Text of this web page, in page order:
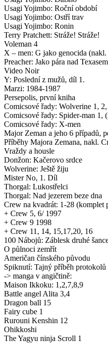
Usagi Yojimbo: Roční období
Usagi Yojimbo: Ostří trav
Usagi Yojimbo: Ronin
Terry Pratchett: Stráže! Stráže!
Voleman 4
X – men: G jako genocida
Preacher: Jako pára nad Texasem
Video Noir
Y: Poslední z mužů, díl 1.
Marzi: 1984-1987
Persepolis, první kniha
Comicsové řady: Wolverine 1,
Comicsové řady: Spider-man 1,
Comicsové řady: X-men
Major Zeman a jeho 6 případů,
Příběhy Majora Zemana, nakl.
Vraždy a housle
Donžon: Kačerovo srdce
Wolverine: Ještě žiju
Mister No, 1. Díl
Thorgal: Lukostřelci
Thorgal: Nad jezerem beze dna
Crew na kvadrát: 1-28 (komplet
+ Crew 5, 6/ 1997
+ Crew 9 1998
+ Crew 11, 14, 15,17,20, 16
100 Nábojů: Záblesk druhé
O půlnoci zemřít
Američan čínského původu
Spiknutí: Tajný příběh protokolů
-> manga v angičtině:
Maison Ikkoku: 1,2,7,8,9
Battle angel Alita 3,4
Dragon ball 15
Fairy cube 1
Rurouni Kenshin 12
Ohikkoshi
The Yagyu ninja Scroll 1